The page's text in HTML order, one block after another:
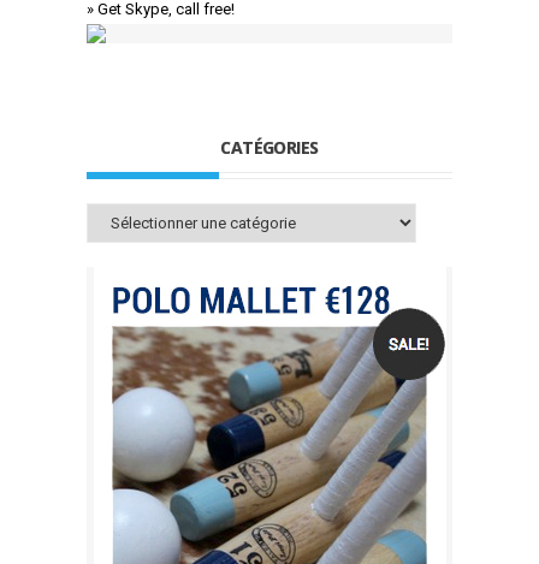
» Get Skype, call free!
CATÉGORIES
Catégories